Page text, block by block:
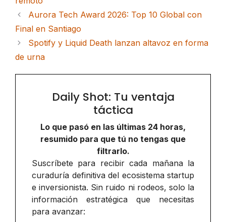
Aurora Tech Award 2026: Top 10 Global con
Final en Santiago
Spotify y Liquid Death lanzan altavoz en forma
de urna
Daily Shot: Tu ventaja
táctica
Lo que pasó en las últimas 24 horas,
resumido para que tú no tengas que
filtrarlo.
Suscríbete para recibir cada mañana la
curaduría definitiva del ecosistema startup
e inversionista. Sin ruido ni rodeos, solo la
información estratégica que necesitas
para avanzar: